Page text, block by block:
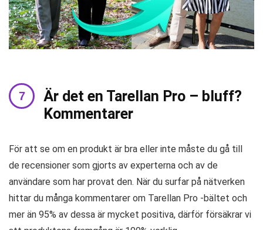
Är det en Tarellan Pro – bluff?
Kommentarer
För att se om en produkt är bra eller inte måste du gå till
de recensioner som gjorts av experterna och av de
användare som har provat den. När du surfar på nätverken
hittar du många kommentarer om Tarellan Pro -bältet och
mer än 95% av dessa är mycket positiva, därför försäkrar vi